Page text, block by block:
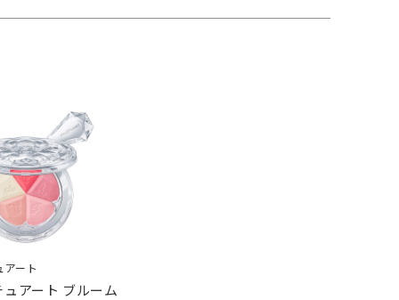
アート
ュアート ブルーム